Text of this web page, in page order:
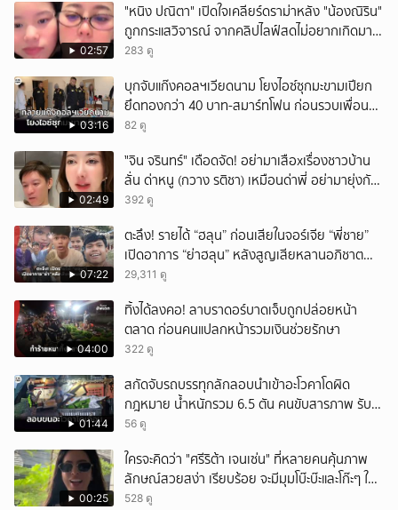
02:57
"หนิง ปณิตา" เปิดใจเคลียร์ดราม่าหลัง "น้องณิริน"
ถูกกระแสวิจารณ์ จากคลิปไลฟ์สดไม่อยากเกิดมา
หน้าเหมือนพ่อ
283 ดู
03:16
บุกจับแก๊งคอลฯเวียดนาม โยงไอซ์ซุกมะขามเปียก
ยึดทองกว่า 40 บาท-สมาร์ทโฟน ก่อนรวบเพื่อน
ร่วมทีมหอบเงิน 1.5 แสนติดสินบนคาโรงพัก
82 ดู
02:49
ั่"จิน จรินทร์" เดือดจัด! อย่ามาเสือxเรื่องชาวบ้าน
ลั่น ด่าหนู (กวาง รติชา) เหมือนด่าพี่ อย่ามายุ่งกับ
คนของผม จบ!!!
392 ดู
07:22
ตะลึง! รายได้ “ฮลุน” ก่อนเสียในจอร์เจีย “พี่ชาย”
เปิดอาการ “ย่าฮลุน” หลังสูญเสียหลานอภิชาต
บุตร!
29,311 ดู
04:00
ทิ้งได้ลงคอ! ลาบราดอร์บาดเจ็บถูกปล่อยหน้า
ตลาด ก่อนคนแปลกหน้ารวมเงินช่วยรักษา
322 ดู
01:44
สกัดจับรถบรรทุกลักลอบนำเข้าอะโวคาโดผิด
กฎหมาย น้ำหนักรวม 6.5 ตัน คนขับสารภาพ รับ
ค่าจ้างเที่ยวละ 5,000 บาท
56 ดู
00:25
ใครจะคิดว่า "ศรีริต้า เจนเซ่น" ที่หลายคนคุ้นภาพ
ลักษณ์สวยสง่า เรียบร้อย จะมีมุมโบ๊ะบ๊ะและโก๊ะๆ ให้
ได้อมยิ้มเหมือนกัน งานนี้ทำเอาแฟนๆ ทั้งเอ็นดูทั้ง
528 ดู